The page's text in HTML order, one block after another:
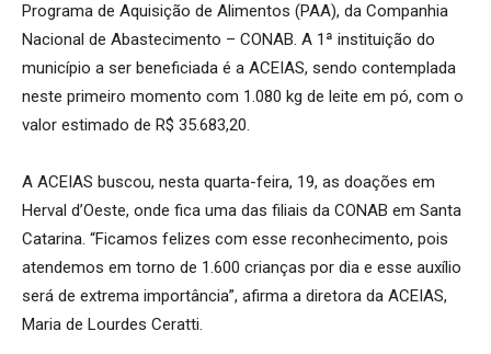
Programa de Aquisição de Alimentos (PAA), da Companhia
Nacional de Abastecimento – CONAB. A 1ª instituição do
município a ser beneficiada é a ACEIAS, sendo contemplada
neste primeiro momento com 1.080 kg de leite em pó, com o
valor estimado de R$ 35.683,20.
A ACEIAS buscou, nesta quarta-feira, 19, as doações em
Herval d’Oeste, onde fica uma das filiais da CONAB em Santa
Catarina. “Ficamos felizes com esse reconhecimento, pois
atendemos em torno de 1.600 crianças por dia e esse auxílio
será de extrema importância”, afirma a diretora da ACEIAS,
Maria de Lourdes Ceratti.